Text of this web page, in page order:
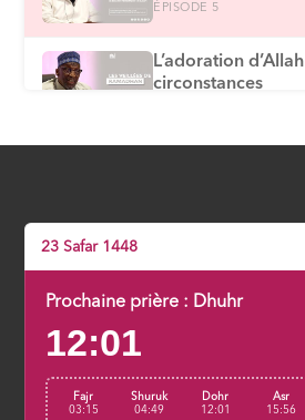
ÉPISODE 5
L’adoration
circonstances
ÉPISODE 8
23 Safar 1448
Prochaine prière : Dhuhr
12:01
Fajr
03:15
Shuruk
04:49
Dohr
12:01
Asr
15:56